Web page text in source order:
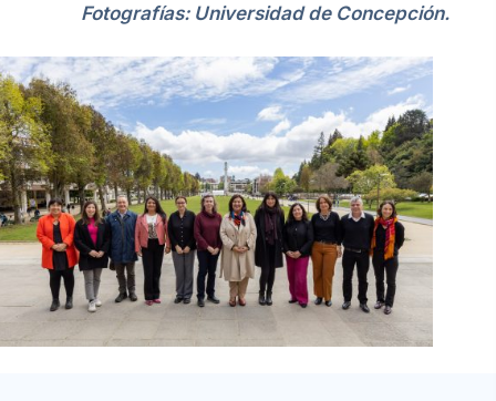
Fotografías: Universidad de Concepción.